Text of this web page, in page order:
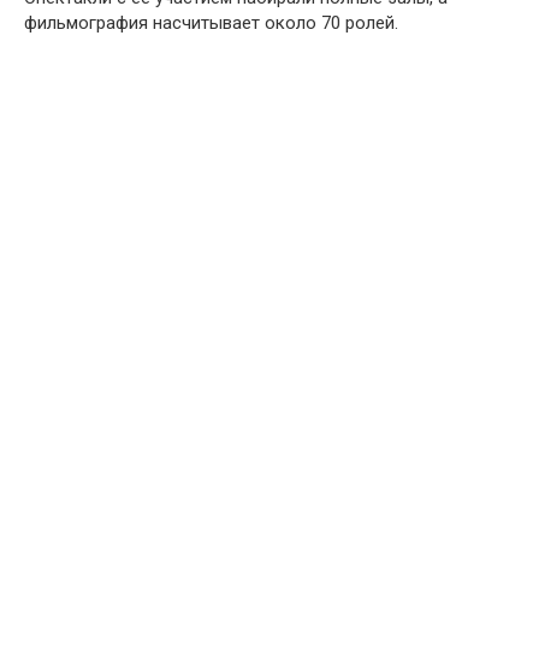
фильмография насчитывает около 70 ролей.